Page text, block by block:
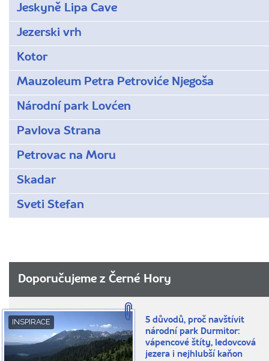
Jeskyně Lipa Cave
Jezerski vrh
Kotor
Mauzoleum Petra Petroviće Njegoša
Národní park Lovćen
Pavlova Strana
Petrovac na Moru
Skadar
Sveti Stefan
Doporučujeme z Černé Hory
INSPIRACE
5 důvodů, proč navštívit
národní park Durmitor:
vápencové štíty, ledovcová
jezera i nejhlubší kaňon